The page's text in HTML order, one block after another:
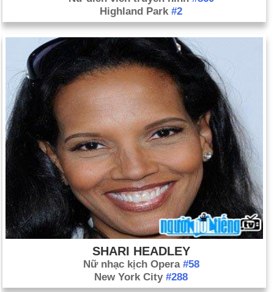
Highland Park #2
SHARI HEADLEY
Nữ nhạc kịch Opera #58
New York City #288